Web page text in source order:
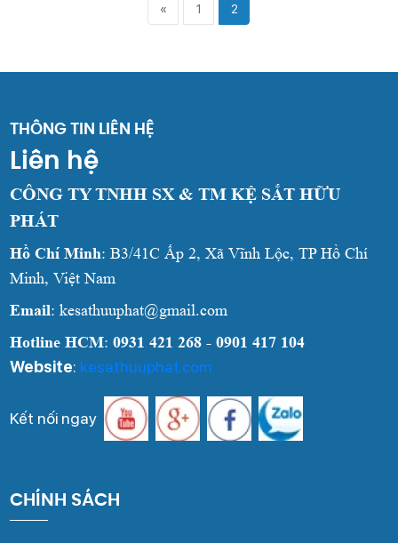
« 1 2
THÔNG TIN LIÊN HỆ
Liên hệ
CÔNG TY TNHH SX & TM KỆ SẮT HỮU
PHÁT
Hồ Chí Minh: B3/41C Ấp 2, Xã Vĩnh Lộc, TP Hồ Chí
Minh, Việt Nam
Email: kesathuuphat@gmail.com
Hotline HCM:0931 421 268 - 0901 417 104
Website: kesathuuphat.com
Kết nối ngay
CHÍNH SÁCH